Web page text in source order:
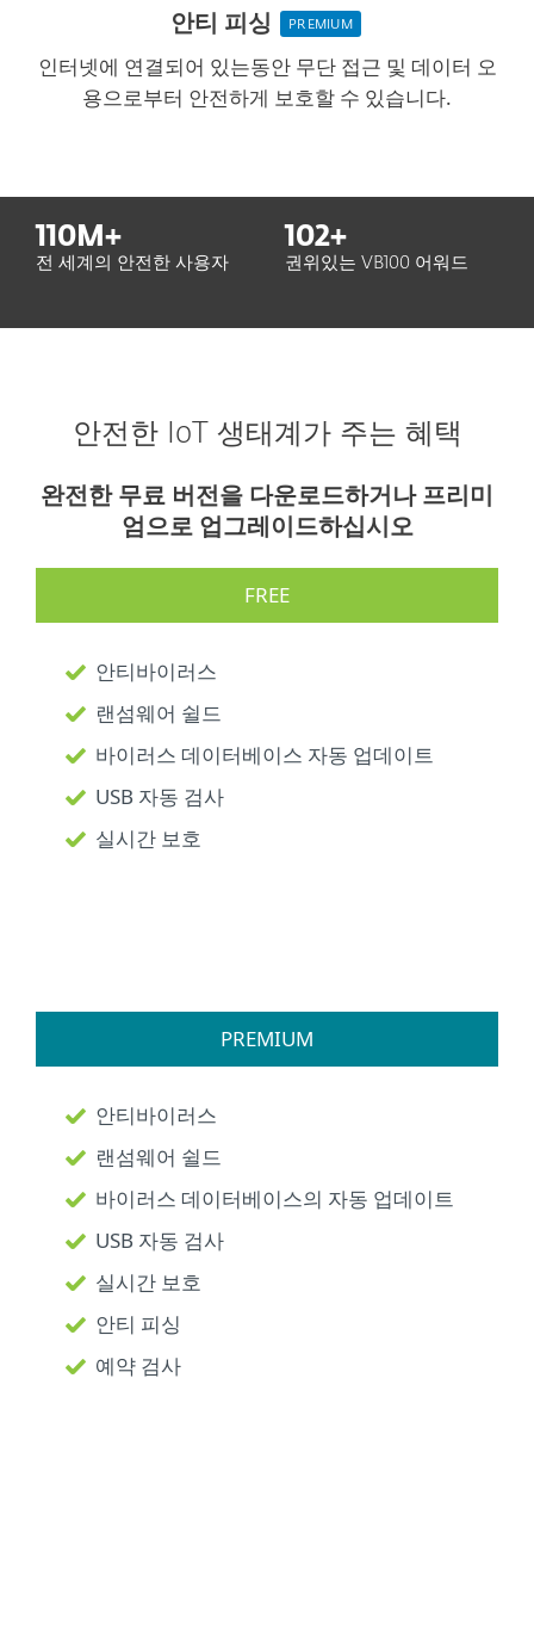
안티 피싱 PREMIUM
인터넷에 연결되어 있는동안 무단 접근 및 데이터 오
용으로부터 안전하게 보호할 수 있습니다.
110 M+
전 세계의 안전한 사용자
102+
권위있는 VB100 어워드
안전한 IoT 생태계가 주는 혜택
완전한 무료 버전을 다운로드하거나 프리미
엄으로 업그레이드하십시오
FREE
안티바이러스
랜섬웨어 쉴드
바이러스 데이터베이스 자동 업데이트
USB 자동 검사
실시간 보호
PREMIUM
안티바이러스
랜섬웨어 쉴드
바이러스 데이터베이스의 자동 업데이트
USB 자동 검사
실시간 보호
안티 피싱
예약 검사